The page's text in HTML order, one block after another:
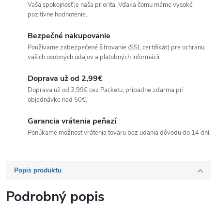
Vaša spokojnosť je naša priorita. Vďaka čomu máme vysoké
pozitívne hodnotenie.
Bezpečné nakupovanie
Používame zabezpečené šifrovanie (SSL certifikát) pre ochranu
vašich osobných údajov a platobných informácií.
Doprava už od 2,99€
Doprava už od 2,99€ cez Packetu, prípadne zdarma pri
objednávke nad 50€.
Garancia vrátenia peňazí
Ponúkame možnosť vrátenia tovaru bez udania dôvodu do 14 dní.
Popis produktu
Podrobný popis